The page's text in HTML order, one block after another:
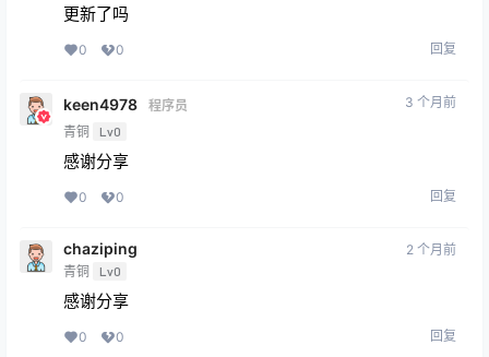
更新了吗
0 0 回复
keen4978
程序员
青铜
Lv0
3 个月前
感谢分享
0 0 回复
chaziping
青铜 Lv0
2 个月前
感谢分享
0 0 回复